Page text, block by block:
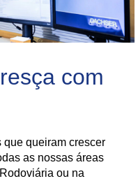
com
que queiram crescer
as nossas áreas
ou na